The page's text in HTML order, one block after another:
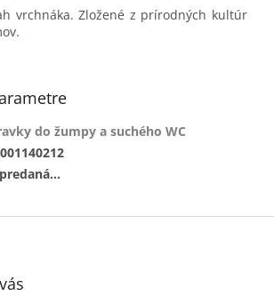
vrchnáka. Zložené z prírodných kultúr
do žumpy a suchého WC